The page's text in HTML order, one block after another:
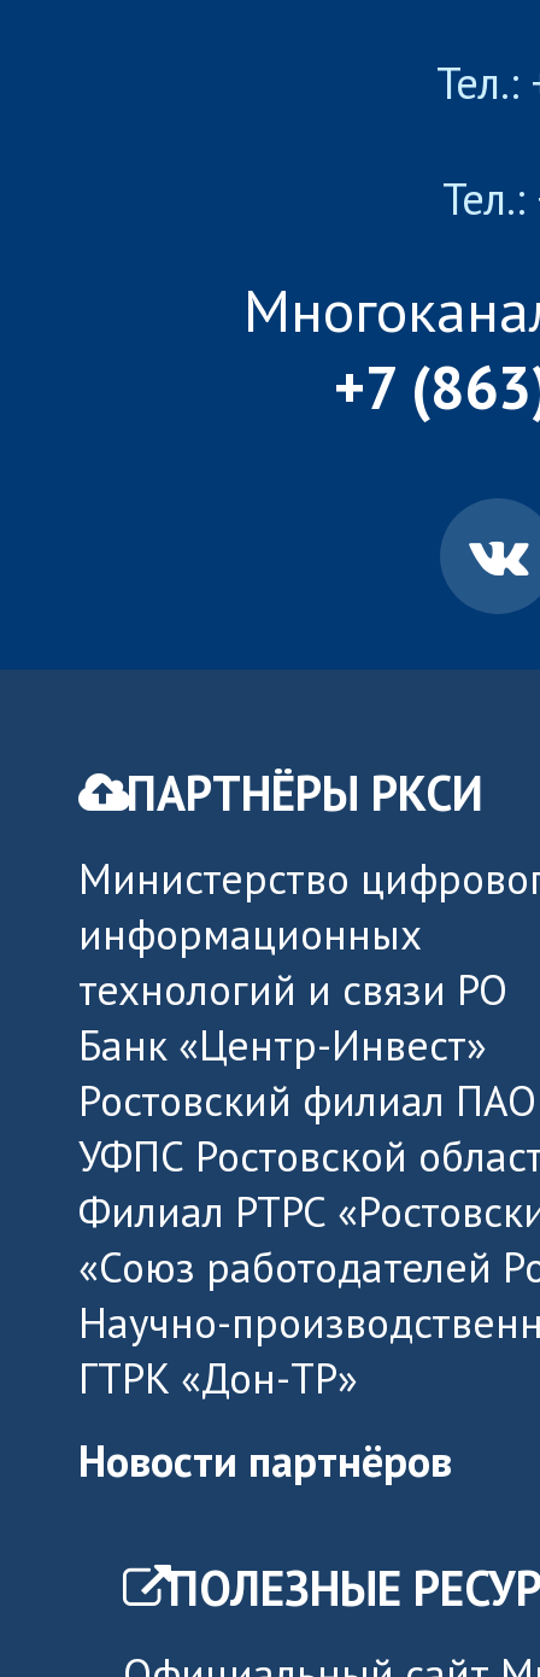
+7
ПАРТНЁРЫ РКСИ
Министерство
информационных
технологий и связи РО
Банк «Центр-Инвест»
Ростовский филиал
УФПС Ростовской
Филиал РТРС
«Союз работодателей
Научно-
ГТРК «Дон-ТР»
Новости партнёров
ПОЛЕЗНЫЕ